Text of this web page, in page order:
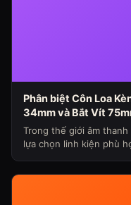
Phân biệt Côn Loa
34mm và Bắt Vít
Hùng Audio (Chủ đề
Trong thế giới âm
lựa chọn linh kiện phù